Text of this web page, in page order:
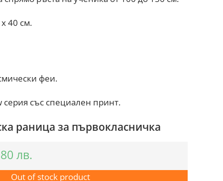
40 см.
феи.
със специален принт.
раница за първокласничка
лв.
Out of stock product